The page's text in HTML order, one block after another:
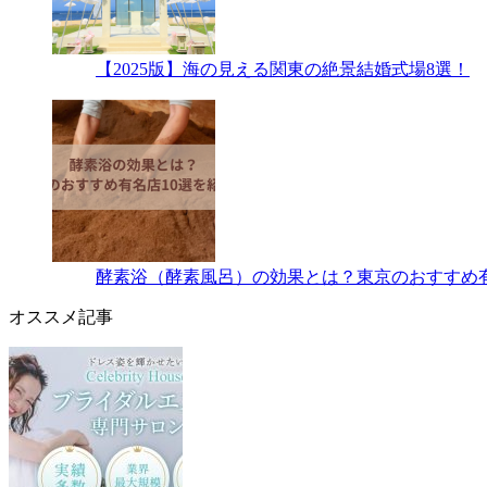
【2025版】海の見える関東の絶景結婚式場8選！
酵素浴（酵素風呂）の効果とは？東京のおすすめ
オススメ記事